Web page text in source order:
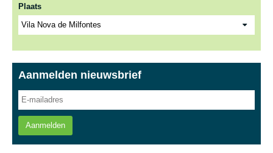
Plaats
Aanmelden nieuwsbrief
Aanmelden